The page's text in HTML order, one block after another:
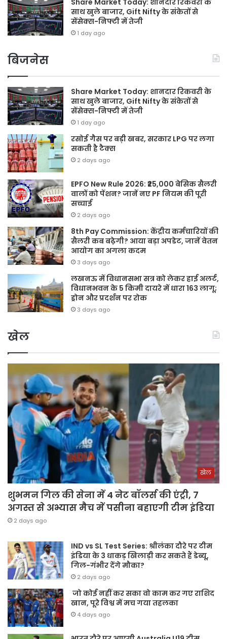
Share Market Today: शानदार रिकवरी के
साथ खुले बाजार, Gift Nifty के संकेतों से
सेंसेक्स-निफ्टी में तेजी
1 day ago
बिजनेस
Share Market Today: शानदार रिकवरी के
साथ खुले बाजार, Gift Nifty के संकेतों से
सेंसेक्स-निफ्टी में तेजी
1 day ago
रसोई गैस पर बड़ी खबर, सरकार LPG पर लगा
सकती है टैक्स
2 days ago
EPFO New Rule 2026: ₹25,000 बेसिक सैलरी
वालों को पेंशन? जानें नए PF नियम की पूरी
सच्चाई
2 days ago
8th Pay Commission: केंद्रीय कर्मचारियों की
सैलरी कब बढ़ेगी? आया बड़ा अपडेट, जानें वेतन
आयोग का अगला कदम
3 days ago
लखनऊ में विधानसभा सत्र को लेकर हाई अलर्ट,
विधानभवन के 5 किमी दायरे में धारा 163 लागू;
ड्रोन और प्रदर्शन पर रोक
3 days ago
खेल
खेल
शुभमन गिल की सेना में 4 नेट बॉलर्स की एंट्री, 7
अगस्त से अभ्यास मैच में पसीना बहाएगी टीम इंडिया
2 days ago
IND vs SL Test Series: श्रीलंका दौरे पर टीम
इंडिया के 3 धाकड़ खिलाड़ी कर सकते हैं डेब्यू,
गिल-गंभीर देंगे मौका?
2 days ago
जो कोई नहीं कर सका वो काम कर गए राशिद
खान, पूरे विश्व में मच गया तहलका
4 days ago